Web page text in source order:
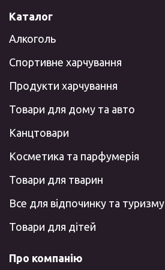
Каталог
Алкоголь
Спортивне харчування
Продукти харчування
Товари для дому та авто
Канцтовари
Косметика та парфумерія
Товари для тварин
Все для відпочинку та туризму
Товари для дітей
Про компанію